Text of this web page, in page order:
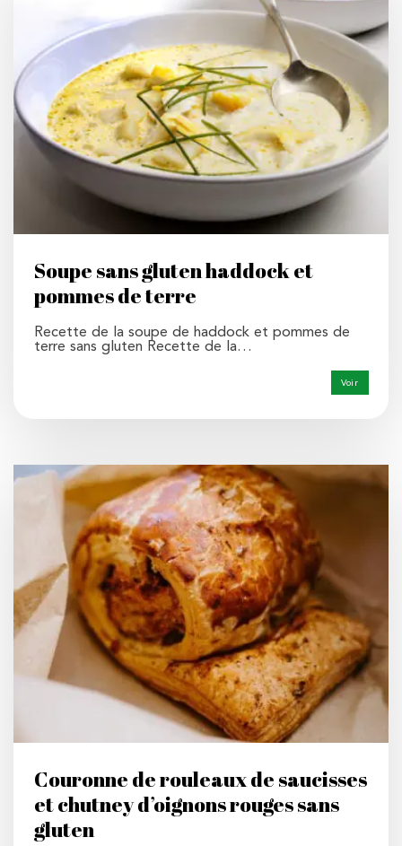
Soupe sans gluten haddock et
pommes de terre
Recette de la soupe de haddock et pommes de
terre sans gluten Recette de la…
Voir
Couronne de rouleaux de saucisses
et chutney d’oignons rouges sans
gluten